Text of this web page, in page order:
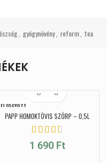
gyógynövény reform tea
ELFOGYOTT
PAPP HOMOKTÖVIS SZÖRP – 0,5L
1 690 Ft